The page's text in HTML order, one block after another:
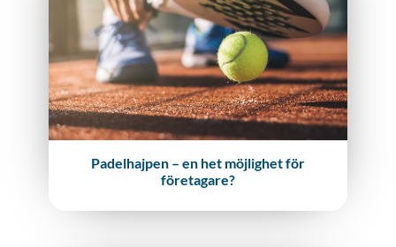
Padelhajpen – en het möjlighet för
företagare?